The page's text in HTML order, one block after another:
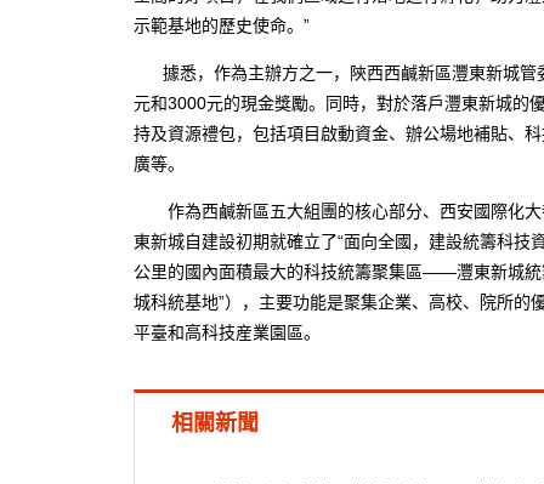
示範基地的歷史使命。”
據悉，作為主辦方之一，陝西西鹹新區灃東新城管
元和3000元的現金獎勵。同時，對於落戶灃東新城的
持及資源禮包，包括項目啟動資金、辦公場地補貼、
廣等。
作為西鹹新區五大組團的核心部分、西安國際化大
東新城自建設初期就確立了“面向全國，建設統籌科技
公里的國內面積最大的科技統籌聚集區——灃東新城
城科統基地”），主要功能是聚集企業、高校、院所的
平臺和高科技産業園區。
相關新聞